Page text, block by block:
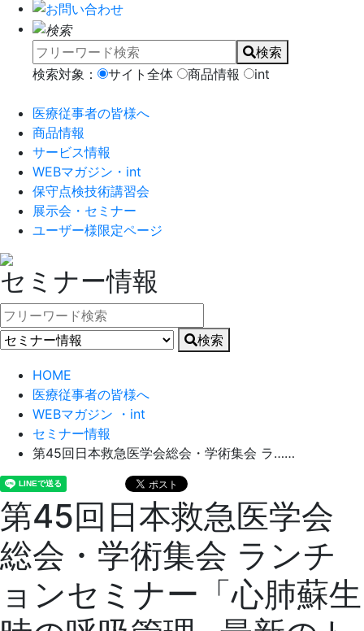
検索
検索対象：
サイト全体 商品情報 int
医療従事者の皆様へ
商品情報
サービス情報
WEBマガジン・int
保守点検技術講習会
展示会・セミナー
ユーザー様限定ページ
セミナー情報
検索
HOME
医療従事者の皆様へ
WEBマガジン ・int
セミナー情報
第45回日本救急医学会総会・学術集会 ラ……
第45回日本救急医学会
総会・学術集会 ランチ
ョンセミナー「心肺蘇生